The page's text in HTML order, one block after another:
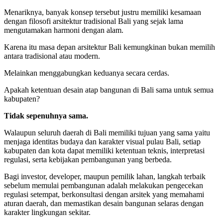
Menariknya, banyak konsep tersebut justru memiliki kesamaan
dengan filosofi arsitektur tradisional Bali yang sejak lama
mengutamakan harmoni dengan alam.
Karena itu masa depan arsitektur Bali kemungkinan bukan memilih
antara tradisional atau modern.
Melainkan menggabungkan keduanya secara cerdas.
Apakah ketentuan desain atap bangunan di Bali sama untuk semua
kabupaten?
Tidak sepenuhnya sama.
Walaupun seluruh daerah di Bali memiliki tujuan yang sama yaitu
menjaga identitas budaya dan karakter visual pulau Bali, setiap
kabupaten dan kota dapat memiliki ketentuan teknis, interpretasi
regulasi, serta kebijakan pembangunan yang berbeda.
Bagi investor, developer, maupun pemilik lahan, langkah terbaik
sebelum memulai pembangunan adalah melakukan pengecekan
regulasi setempat, berkonsultasi dengan arsitek yang memahami
aturan daerah, dan memastikan desain bangunan selaras dengan
karakter lingkungan sekitar.